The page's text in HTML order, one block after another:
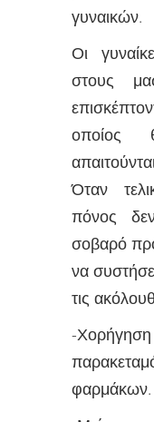
γυναικών.
Οι
στους
οποίος
Όταν
πόνος
σοβαρό
να
τις
-
φαρμάκων.